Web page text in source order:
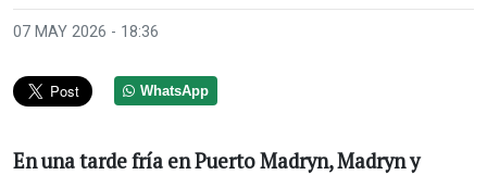
07 MAY 2026 - 18:36
WhatsApp
En una tarde fría en Puerto Madryn, Madryn y